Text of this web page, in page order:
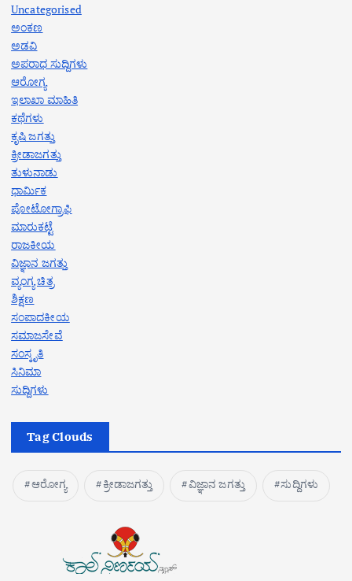
Uncategorised
ಅಂಕಣ
ಅಡವಿ
ಅಪರಾಧ ಸುದ್ದಿಗಳು
ಆರೋಗ್ಯ
ಇಲಾಖಾ ಮಾಹಿತಿ
ಕಥೆಗಳು
ಕೃಷಿ ಜಗತ್ತು
ಕ್ರೀಡಾಜಗತ್ತು
ತುಳುನಾಡು
ಧಾರ್ಮಿಕ
ಪೋಟೋಗ್ರಾಫಿ
ಮಾರುಕಟ್ಟೆ
ರಾಜಕೀಯ
ವಿಜ್ಞಾನ ಜಗತ್ತು
ವ್ಯಂಗ್ಯ ಚಿತ್ರ
ಶಿಕ್ಷಣ
ಸಂಪಾದಕೀಯ
ಸಮಾಜಸೇವೆ
ಸಂಸ್ಕೃತಿ
ಸಿನಿಮಾ
ಸುದ್ದಿಗಳು
Tag Clouds
ಆರೋಗ್ಯ ಕ್ರೀಡಾಜಗತ್ತು ವಿಜ್ಞಾನ ಜಗತ್ತು ಸುದ್ದಿಗಳು